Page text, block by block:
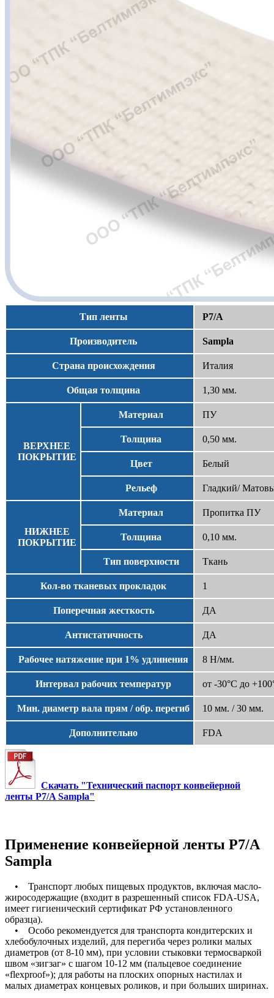
Тип ленты P7/A
Производитель Sampla
Страна происхождения Италия
Общая толщина 1,30 мм.
ВЕРХНЕЕ
ПОКРЫТИЕ
Материал ПУ
Толщина 0,50 мм.
Цвет Белый
Рельеф Гладкий/
НИЖНЕЕ
ПОКРЫТИЕ
Материал Пропитка ПУ
Толщина 0,10 мм.
Тип поверхности Ткань
Кол-во тканевых прокладок 1
Поперечная жесткость ДА
Антистатичность ДА
Рабочее натяжение при 1% удлинения 8 Н/мм.
Интервал рабочих температур от -30°С до
Мин. диаметр вала прям / обр. перегиб 10 мм. / 30 мм.
Дополнительно FDA
Скачать "Технический паспорт конвейерной
ленты P7/A Sampla"
Применение конвейерной ленты P7/A
Sampla
• Транспорт любых пищевых продуктов, включая масло-
жиросодержащие (входит в разрешенный список FDA-USA,
имеет гигиенический сертификат РФ установленного
образца).
• Особо рекомендуется для транспорта кондитерских и
хлебобулочных изделий, для перегиба через ролики малых
диаметров (от 8-10 мм), при условии стыковки термосваркой
швом «зигзаг» с шагом 10-12 мм (пальцевое соединение
«flexproof»); для работы на плоских опорных настилах и
малых диаметрах концевых роликов, и при больших ширинах.